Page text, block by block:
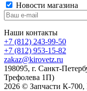
Новости магазина
Наши контакты
+7 (812) 243-99-50
+7 (812) 953-15-82
zakaz@kirovetz.ru
198095, г. Санкт-
Трефолева 1П)
2026 © Запчасти К-